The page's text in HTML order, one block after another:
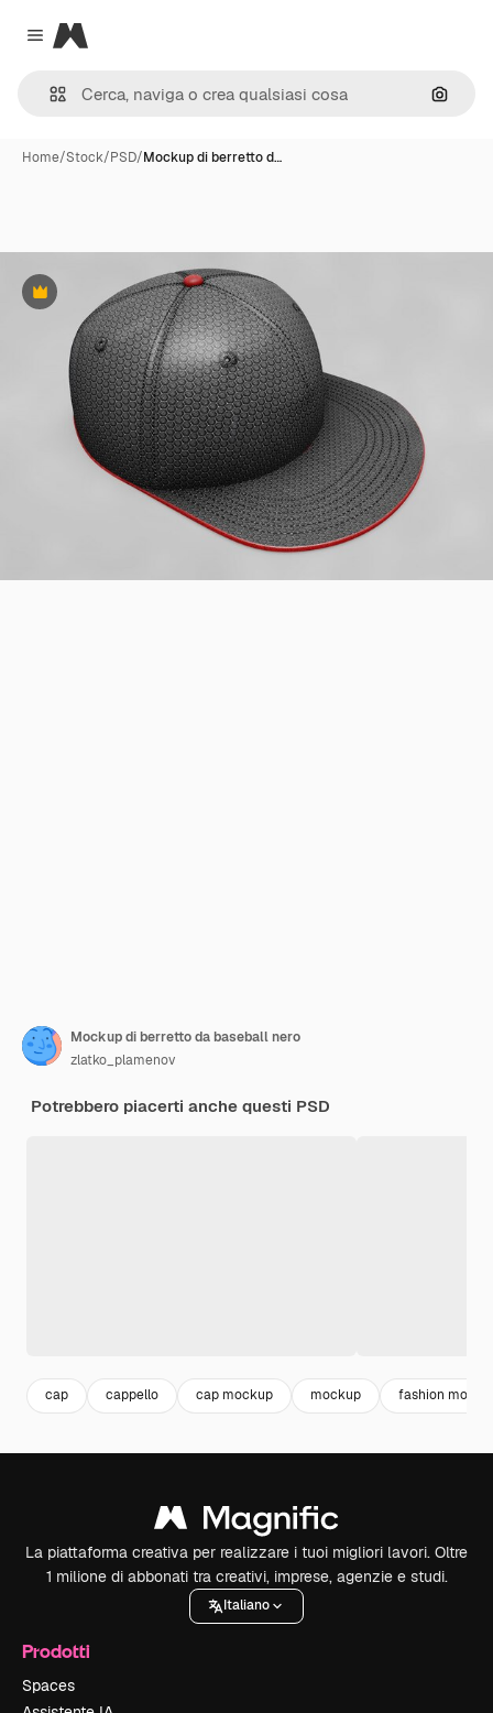
Close menu
Magnific
Cerca
Home/Stock/PSD/Mockup di berretto d…
Premium
Mockup di berretto da baseball nero
zlatko_plamenov
Potrebbero piacerti anche questi PSD
cap cappello cap mockup mockup fashion
La piattaforma creativa per realizzare i tuoi migliori lavori. Oltre
1 milione di abbonati tra creativi, imprese, agenzie e studi.
Italiano
Prodotti
Spaces